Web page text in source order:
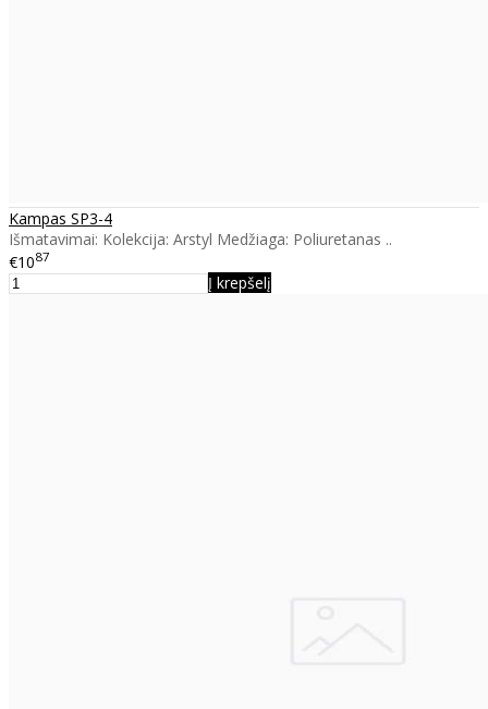
Kampas SP3-4
Išmatavimai: Kolekcija: Arstyl Medžiaga: Poliuretanas ..
€1087
Į krepšelį